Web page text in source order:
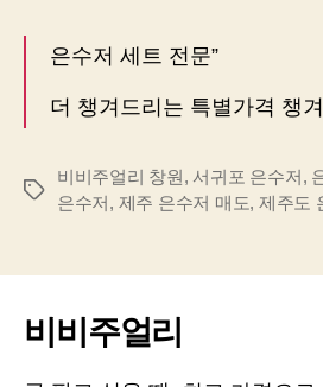
은수저 세트 전문”
더 챙겨드리는 특별가격 챙
Tags
비비주얼리 창원, 서귀포 은수저 ,
은수저 , 제주 은수저 매도, 제주도
비비주얼리